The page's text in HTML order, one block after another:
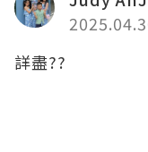
詳盡??